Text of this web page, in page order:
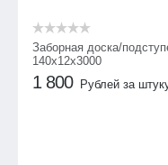
Заборная доска/
140х12х3000
1 800 Рублей за